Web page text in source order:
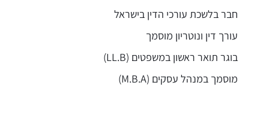
חבר בלשכת עורכי הדין בישראל
עורך דין ונוטריון מוסמך
בוגר תואר ראשון במשפטים (LL.B)
מוסמך במנהל עסקים (M.B.A)